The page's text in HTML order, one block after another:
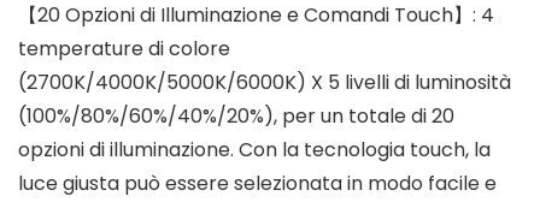
【20 Opzioni di Illuminazione e Comandi Touch】: 4
temperature di colore
(2700K/4000K/5000K/6000K) X 5 livelli di luminosità
(100%/80%/60%/40%/20%), per un totale di 20
opzioni di illuminazione. Con la tecnologia touch, la
luce giusta può essere selezionata in modo facile e